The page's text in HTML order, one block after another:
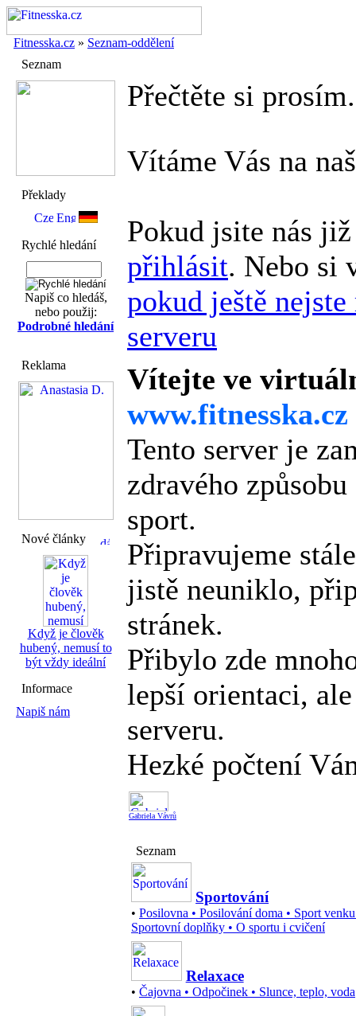
Fitnesska.cz » Seznam-oddělení
Seznam
Překlady
Rychlé hledání
Napiš co hledáš,
nebo použij:
Podrobné hledání
Reklama
Nové články
Když je člověk
hubený, nemusí to
být vždy ideální
Informace
Napiš nám
Přečtěte si prosím.
Vítáme Vás na
Pokud jsite nás
přihlásit. Nebo
pokud ještě
serveru
Vítejte ve
www.fitnesska.cz
Tento server je
zdravého
sport.
Připravujeme
jistě neuniklo,
stránek.
Přibylo zde
lepší orientaci,
serveru.
Hezké počtení
Gabriela Vávrů
Seznam
Sportování
• Posilovna • Posilování doma • Sport venku
Sportovní doplňky • O sportu i cvičení
Relaxace
• Čajovna • Odpočinek • Slunce, teplo, voda